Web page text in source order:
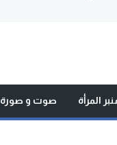
المرأة صوت و صورة